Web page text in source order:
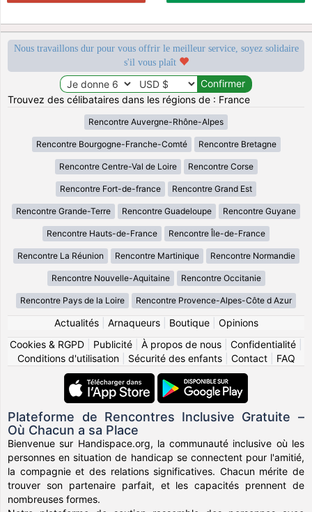
Nous travaillons dur pour vous offrir le meilleur service, soyez solidaire
s'il vous plaît
Trouvez des célibataires dans les régions de : France
Rencontre Auvergne-Rhône-Alpes
Rencontre Bourgogne-Franche-Comté Rencontre Bretagne
Rencontre Centre-Val de Loire Rencontre Corse
Rencontre Fort-de-france Rencontre Grand Est
Rencontre Grande-Terre Rencontre Guadeloupe Rencontre Guyane
Rencontre Hauts-de-France Rencontre Île-de-France
Rencontre La Réunion Rencontre Martinique Rencontre Normandie
Rencontre Nouvelle-Aquitaine Rencontre Occitanie
Rencontre Pays de la Loire Rencontre Provence-Alpes-Côte d Azur
Actualités| Arnaqueurs| Boutique| Opinions
Cookies & RGPD
Publicité À propos de nous Confidentialité
Conditions d'utilisation| Sécurité des enfants| Contact| FAQ
Plateforme de Rencontres Inclusive Gratuite –
Où Chacun a sa Place
Bienvenue sur Handispace.org, la communauté inclusive où les
personnes en situation de handicap se connectent pour l'amitié,
la compagnie et des relations significatives. Chacun mérite de
trouver son partenaire parfait, et les capacités prennent de
nombreuses formes.